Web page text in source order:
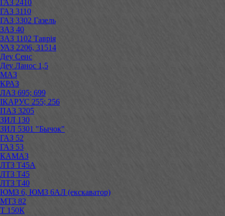
ГАЗ 2410
ГАЗ 3110
ГАЗ 3302 Газель
ЗАЗ 40
ЗАЗ 1102 Таврія
УАЗ 2206, 31514
Деу Сенс
Деу Ланос 1,5
МАЗ
КРАЗ
ЛАЗ 695; 699
ІКАРУС 255; 256
ПАЗ 3205
ЗИЛ 130
ЗИЛ 5301 "Бычок"
ГАЗ 52
ГАЗ 53
КАМАЗ
ЛТЗ Т45А
ЛТЗ Т45
ЛТЗ Т40
ЮМЗ 6, ЮМЗ 6АЛ (екскаватор)
МТЗ 82
Т 150К